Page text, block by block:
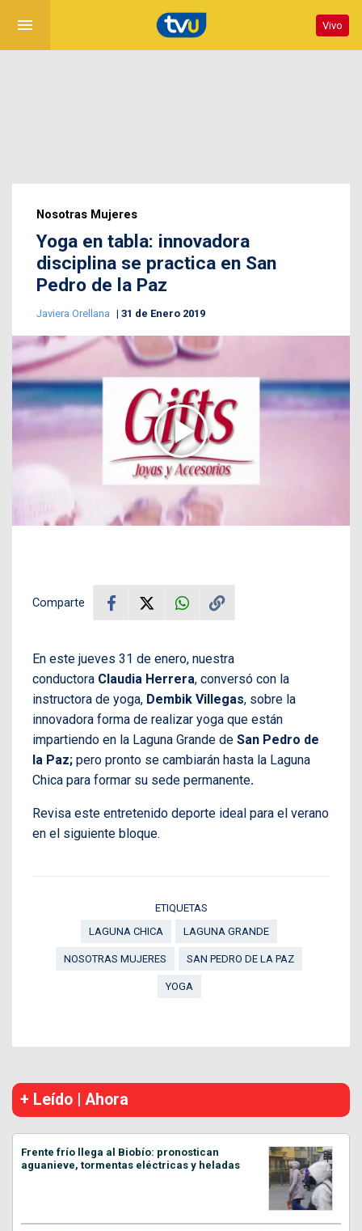
menu Vivo
Nosotras Mujeres
Yoga en tabla: innovadora
disciplina se practica en San
Pedro de la Paz
Javiera Orellana 31 de Enero 2019
Comparte
En este jueves 31 de enero, nuestra
conductora Claudia Herrera, conversó con la
instructora de yoga, Dembik Villegas, sobre la
innovadora forma de realizar yoga que están
impartiendo en la Laguna Grande de San Pedro de
la Paz; pero pronto se cambiarán hasta la Laguna
Chica para formar su sede permanente.
Revisa este entretenido deporte ideal para el verano
en el siguiente bloque.
ETIQUETAS
LAGUNA CHICA
LAGUNA GRANDE
NOSOTRAS MUJERES SAN PEDRO DE LA PAZ
YOGA
+ Leído | Ahora
Frente frío llega al Biobío: pronostican
aguanieve, tormentas eléctricas y heladas